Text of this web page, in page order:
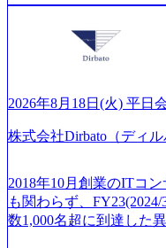
界においてはDX戦略立
する。 - 藏満 一馬氏：
心に、DX戦略策定、新
の幅広いプロジェクト
ページ (https://
から”のコンサルの在り方
を取得 (https://
Xspear Consultingが、東
化を支援 (https://
休暇は年間24日（4月1
れます。 年次有給休暇
ができます。 慶弔休暇
ュ休暇は、規程で定め
ッシュ休暇を取得できま
の制度】 育児休暇： 対
日2時間15分まで、始業
可能 子の看護休暇： 子
単位で取得することも可能 家族
ず幅広い案件に携わり
可能 M&Aセンター出身
験豊富なアドバイザー
バイザリーなどの専門
となり、平均3000万～
成活躍させるためのナレ
19:30～ 所要時間 : 約1時
意思不問・業界未経験
業務内容、実際の働き
イン説明会を開催いた
2026年8月18日(火) 平日
株式会社Dirbato（ディル
2018年10月創業のITコ
も関わらず、
数1,000名超に到達した